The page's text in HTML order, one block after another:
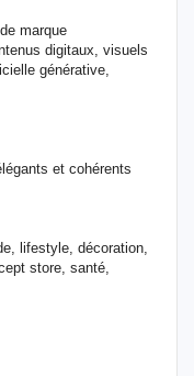
marque
digitaux, visuels
générative,
et cohérents
lifestyle, décoration,
store, santé,